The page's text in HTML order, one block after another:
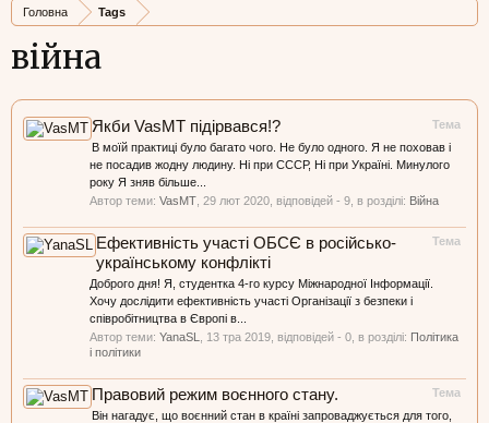
Головна Tags
війна
Тема
Якби VasMT підірвався!?
В моїй практиці було багато чого. Не було одного. Я не поховав і
не посадив жодну людину. Ні при СССР, Ні при Україні. Минулого
року Я зняв більше...
Автор теми: VasMT 29 лют 2020 , відповідей - 9, в розділі: Війна
Тема
Ефективність участі ОБСЄ в російсько-
українському конфлікті
Доброго дня! Я, студентка 4-го курсу Міжнародної Інформації.
Хочу дослідити ефективність участі Організації з безпеки і
співробітництва в Європі в...
Автор теми: YanaSL 13 тра 2019 , відповідей - 0, в розділі: Політика
і політики
Тема
Правовий режим воєнного стану.
Він нагадує, що воєнний стан в країні запроваджується для того,